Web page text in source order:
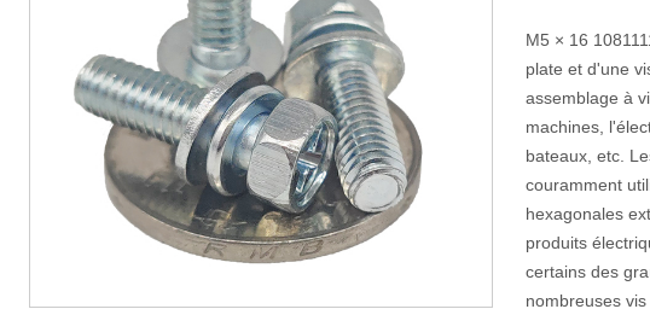
M5 × 16
plate et d'une
assemblage à
machines,
bateaux, etc.
couramment
hexagonales
produits
certains des
nombreuses